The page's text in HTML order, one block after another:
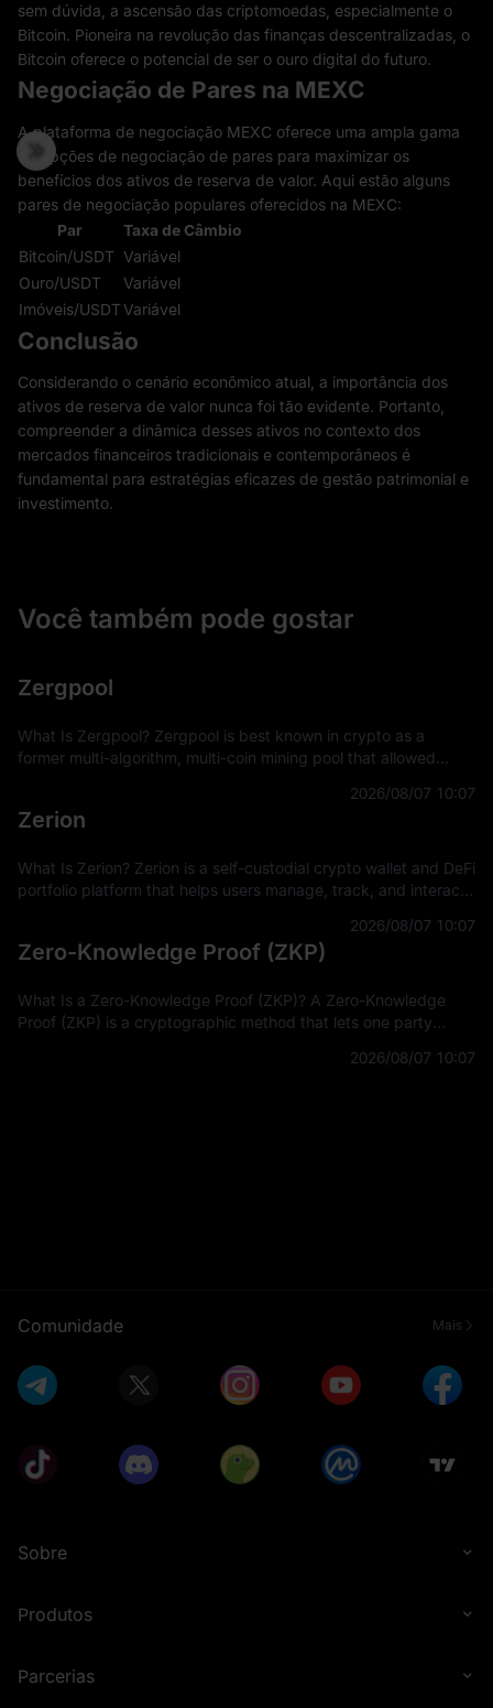
sem dúvida, a ascensão das criptomoedas, especialmente o
Bitcoin. Pioneira na revolução das finanças descentralizadas, o
Bitcoin oferece o potencial de ser o ouro digital do futuro.
Negociação de Pares na MEXC
A plataforma de negociação MEXC oferece uma ampla gama
de opções de negociação de pares para maximizar os
benefícios dos ativos de reserva de valor. Aqui estão alguns
pares de negociação populares oferecidos na MEXC:
Par
Taxa de Câmbio
Bitcoin/USDT Variável
Ouro/USDT
Variável
Imóveis/USDTVariável
Conclusão
Considerando o cenário econômico atual, a importância dos
ativos de reserva de valor nunca foi tão evidente. Portanto,
compreender a dinâmica desses ativos no contexto dos
mercados financeiros tradicionais e contemporâneos é
fundamental para estratégias eficazes de gestão patrimonial e
investimento.
Você também pode gostar
Zergpool
What Is Zergpool? Zergpool is best known in crypto as a
former multi-algorithm, multi-coin mining pool that allowed
2026/08/07 10:07
Zerion
What Is Zerion? Zerion is a self-custodial crypto wallet and DeFi
portfolio platform that helps users manage, track, and interact
2026/08/07 10:07
Zero-Knowledge Proof (ZKP)
What Is a Zero-Knowledge Proof (ZKP)? A Zero-Knowledge
Proof (ZKP) is a cryptographic method that lets one party
2026/08/07 10:07
Comunidade Mais
Sobre
Produtos
Parcerias